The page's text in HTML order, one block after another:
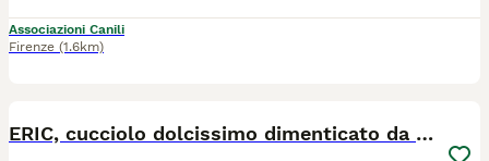
Associazioni Canili
Firenze (1.6km)
ERIC, cucciolo dolcissimo dimenticato da tutti.